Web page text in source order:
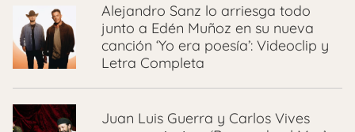
Alejandro Sanz lo arriesga todo
junto a Edén Muñoz en su nueva
canción ‘Yo era poesía’: Videoclip y
Letra Completa
Juan Luis Guerra y Carlos Vives